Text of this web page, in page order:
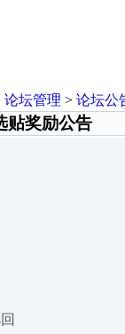
论坛管理 > 论坛公
贴奖励公告